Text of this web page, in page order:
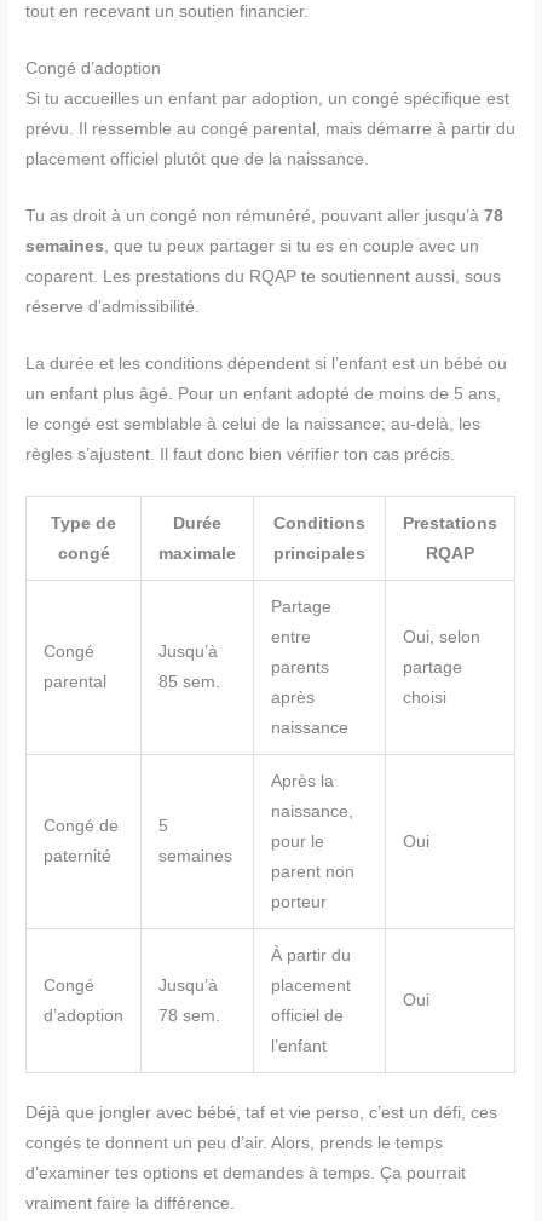
tout en recevant un soutien financier.
Congé d’adoption
Si tu accueilles un enfant par adoption, un congé spécifique est
prévu. Il ressemble au congé parental, mais démarre à partir du
placement officiel plutôt que de la naissance.
Tu as droit à un congé non rémunéré, pouvant aller jusqu’à78
semaines , que tu peux partager si tu es en couple avec un
coparent. Les prestations du RQAP te soutiennent aussi, sous
réserve d’admissibilité.
La durée et les conditions dépendent si l’enfant est un bébé ou
un enfant plus âgé. Pour un enfant adopté de moins de 5 ans,
le congé est semblable à celui de la naissance; au-delà, les
règles s’ajustent. Il faut donc bien vérifier ton cas précis.
Type de
congé
Durée
maximale
Conditions
principales
Prestations
RQAP
Congé
parental
Jusqu’à
85 sem.
Partage
entre
parents
après
naissance
Oui, selon
partage
choisi
Congé de
paternité
5
semaines
Après la
naissance,
pour le
parent non
porteur
Oui
Congé
d’adoption
Jusqu’à
78 sem.
À partir du
placement
officiel de
l’enfant
Oui
Déjà que jongler avec bébé, taf et vie perso, c’est un défi, ces
congés te donnent un peu d’air. Alors, prends le temps
d’examiner tes options et demandes à temps. Ça pourrait
vraiment faire la différence.